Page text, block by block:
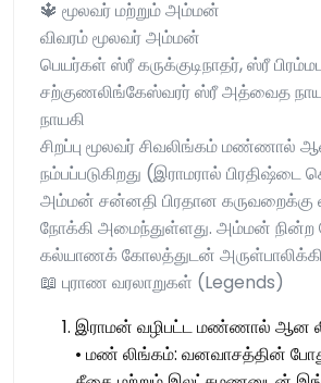
🔱 மூலவர் மற்றும் அம்மன்
விவரம் மூலவர் அம்மன்
பெயர்கள் ஸ்ரீ கருக்குடிநாதர், ஸ்ரீ
சற்குணலிங்கேஸ்வரர் ஸ்ரீ அத்வைத
நாயகி
சிறப்பு மூலவர் சிவலிங்கம் மண்ணால்
நம்பப்படுகிறது (இராமரால் பிரதிஷ்டை
அம்மன் சன்னதி பிரதான கருவறைக்கு
நோக்கி அமைந்துள்ளது. அம்மன் நின்ற
கல்யாணக் கோலத்துடன்
📖 புராண வரலாறுகள் (Legends)
இராமன் வழிபட்ட மண்ணால் ஆன
• மண் லிங்கம்: வனவாசத்தின்